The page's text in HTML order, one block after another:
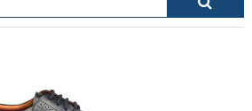
DEL PRODOTTO CHE STAI
CERCANDO